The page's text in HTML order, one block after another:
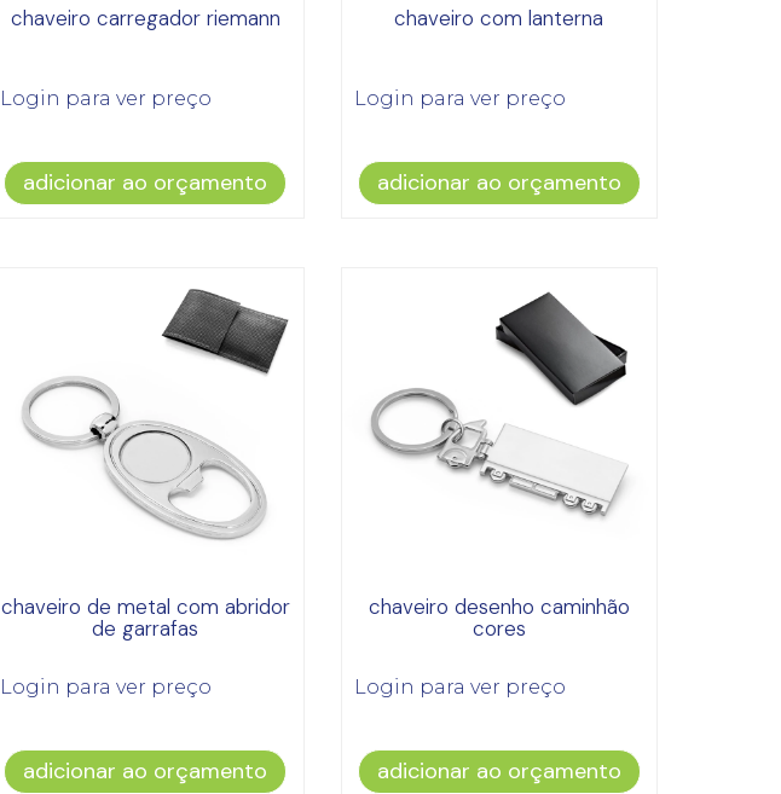
chaveiro carregador riemann
Login para ver preço
adicionar ao orçamento
chaveiro com lanterna
Login para ver preço
adicionar ao orçamento
chaveiro de metal com abridor
de garrafas
Login para ver preço
adicionar ao orçamento
chaveiro desenho caminhão
cores
Login para ver preço
adicionar ao orçamento